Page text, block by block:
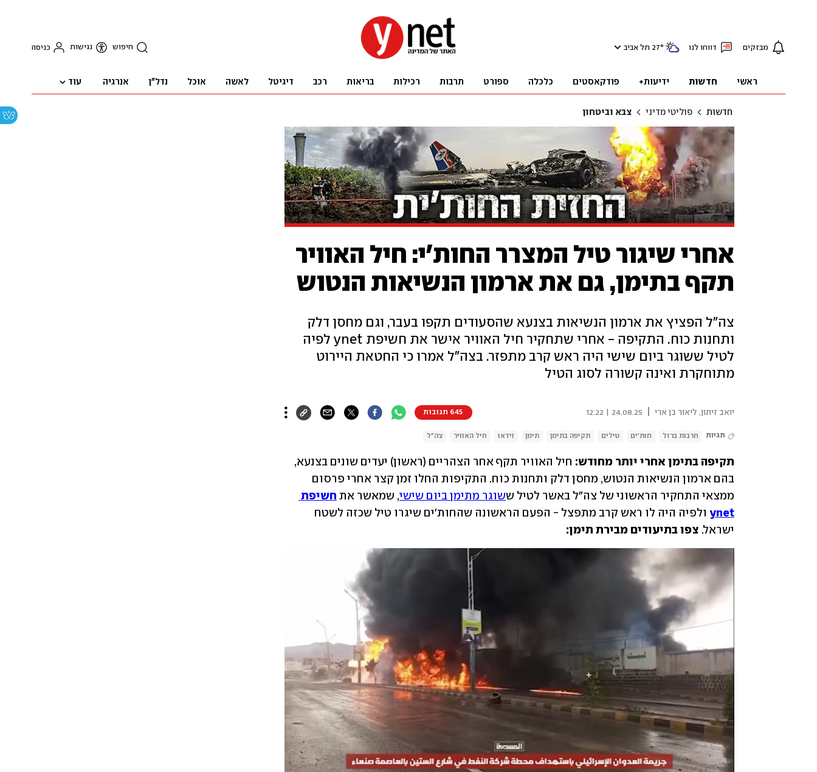
מבזקים דווחו לנו 27° תל אביב חיפוש נגישות כניסה
ראשי חדשות ידיעות+ פודקאסטים כלכלה ספורט תרבות רכילות בריאות רכב דיגיטל לאשה אוכל נדל"ן אנרגיה עוד
חדשות פוליטי מדיני צבא וביטחון
אחרי שיגור טיל המצרר החות'י: חיל האוויר
תקף בתימן, גם את ארמון הנשיאות הנטוש
צה"ל הפציץ את ארמון הנשיאות בצנעא שהסעודים תקפו בעבר, וגם מחסן דלק
ותחנות כוח. התקיפה - אחרי שתחקיר חיל האוויר אישר את חשיפת ynet לפיה
לטיל ששוגר ביום שישי היה ראש קרב מתפזר. בצה"ל אמרו כי החטאת היירוט
מתוחקרת ואינה קשורה לסוג הטיל
יואב זיתון ליאור בן ארי 24.08.25 | 12:22 645 תגובות
תגיות חרבות ברזל חות'ים טילים תקיפה בתימן תימן וידאו חיל האוויר צה"ל
תקיפה בתימן אחרי יותר מחודש:
ממצאי התחקיר הראשוני של צה״ל באשר לטיל ששוגר מתימן ביום שישי, שמאשר את
ynet
ישראל. צפו בתיעודים מבירת תימן: